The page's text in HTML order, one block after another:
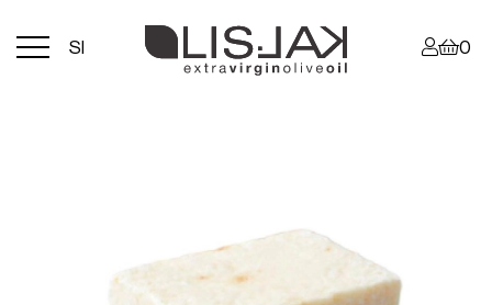
Menu
toggle
SI 0